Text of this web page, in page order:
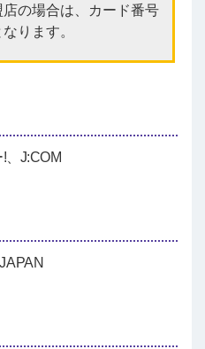
の場合は、カード番号
ります。
、J:COM